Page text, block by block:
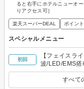
ると右手にホテルニューオ
りアクセス可］
楽天スーパーDEAL ポイン
スペシャルメニュー
初回
【フェイスラ
波/LED/EMS
すべて